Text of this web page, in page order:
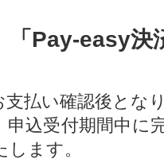
「Pay-easy決
払い確認後とな
込受付期間中に
ます。